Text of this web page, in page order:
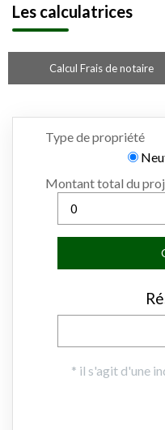
Les calculatrices
Calcul Frais de notaire